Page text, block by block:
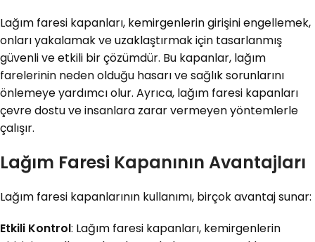
Lağım faresi kapanları, kemirgenlerin girişini engellemek,
onları yakalamak ve uzaklaştırmak için tasarlanmış
güvenli ve etkili bir çözümdür. Bu kapanlar, lağım
farelerinin neden olduğu hasarı ve sağlık sorunlarını
önlemeye yardımcı olur. Ayrıca, lağım faresi kapanları
çevre dostu ve insanlara zarar vermeyen yöntemlerle
çalışır.
Lağım Faresi Kapanının Avantajları
Lağım faresi kapanlarının kullanımı, birçok avantaj sunar:
Etkili Kontrol: Lağım faresi kapanları, kemirgenlerin